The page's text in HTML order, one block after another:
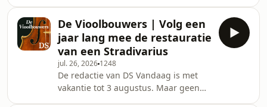
van dat houtstuk moeten perfect
passen met
Govers de restauratie volgt van een
Stradivarius voor haar man Baptiste
Argouarc'h. ­ In deze aflevering: ­
Waardevolle instrumenten hebben
een stamboom die teruggaat tot het
jaar waarin ze vervaardigd werden.
Ook deze Stradivarius werd al door
De Vioolbouwers | Volg een
jaar lang mee de restauratie
van een Stradivarius
jul. 26, 2026 1248
De redactie van DS Vandaag is met
vakantie tot 3 augustus. Maar geen